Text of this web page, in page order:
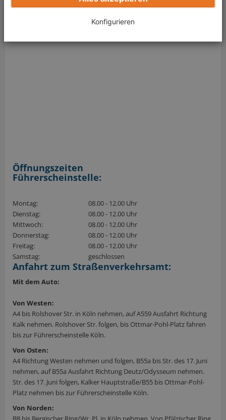
Öffnungszeiten
Führerscheinstelle:
Montag:
08.00 - 12.00 Uhr
Dienstag:
08.00 - 12.00 Uhr
Mittwoch:
08.00 - 12.00 Uhr
Donnerstag:
08.00 - 12.00 Uhr
Freitag:
08.00 - 12.00 Uhr
Samstag:
geschlossen
Anfahrt zum Straßenverkehrsamt:
Mit dem Auto:
Von Westen:
A4 bis Rolshover Str. in Köln nehmen, auf A559 Ausfahrt Richtung
Kalk nehmen. Rolshover Str. folgen, bis Ottmar-Pohl-Platz fahren
bis zur Führerscheinstelle Köln.
Von Osten:
A4 Richtung Westen nehmen und folgen, B55a bis Str. des 17. Juni
nehmen, auf B55a Ausfahrt Richtung Deutz/Odysseum nehmen.
Str. des 17. Juni folgen, Kalker Hauptstraße/B55 bis Ottmar-Pohl-
Platz nehmen bis zur Führerscheinstelle Köln.
Von Norden:
Konfigurieren